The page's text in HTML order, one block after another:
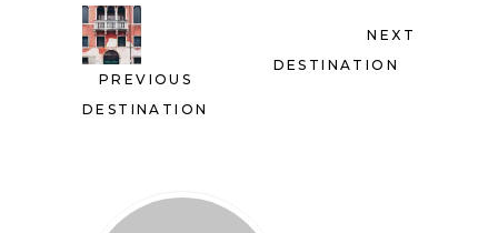
PREVIOUS
DESTINATION
NEXT
DESTINATION